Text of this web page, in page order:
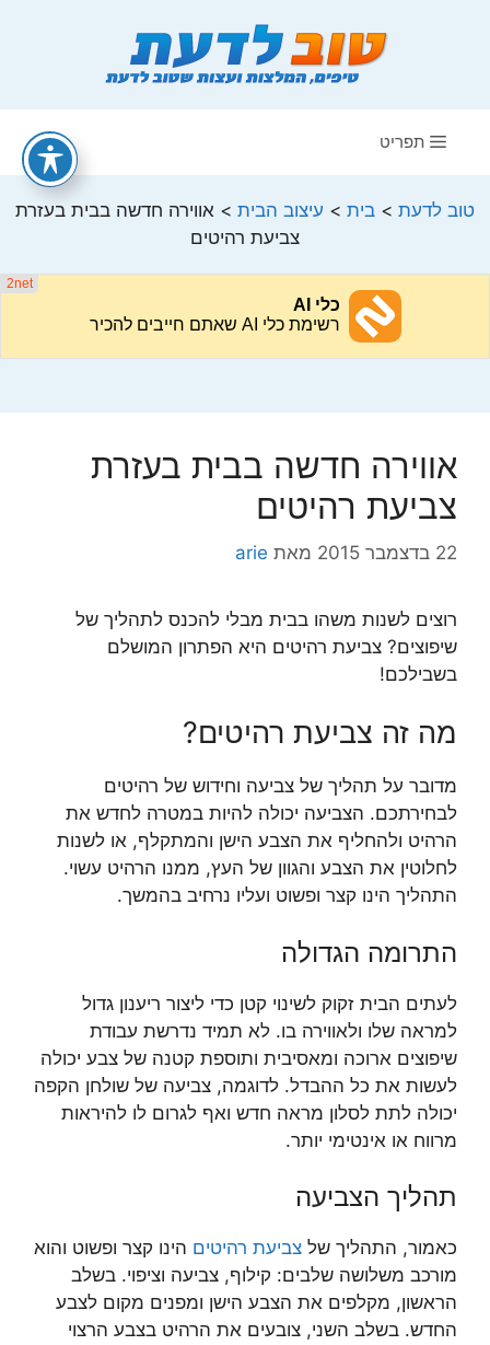
תפריט
טוב לדעת > בית > עיצוב הבית > אווירה חדשה בבית בעזרת
צביעת רהיטים
אווירה חדשה בבית בעזרת
צביעת רהיטים
22 בדצמבר 2015 מאת arie
רוצים לשנות משהו בבית מבלי להכנס לתהליך של
שיפוצים? צביעת רהיטים היא הפתרון המושלם
בשבילכם!
מה זה צביעת רהיטים?
מדובר על תהליך של צביעה וחידוש של רהיטים
לבחירתכם. הצביעה יכולה להיות במטרה לחדש את
הרהיט ולהחליף את הצבע הישן והמתקלף, או לשנות
לחלוטין את הצבע והגוון של העץ, ממנו הרהיט עשוי.
התהליך הינו קצר ופשוט ועליו נרחיב בהמשך.
התרומה הגדולה
לעתים הבית זקוק לשינוי קטן כדי ליצור ריענון גדול
למראה שלו ולאווירה בו. לא תמיד נדרשת עבודת
שיפוצים ארוכה ומאסיבית ותוספת קטנה של צבע יכולה
לעשות את כל ההבדל. לדוגמה, צביעה של שולחן הקפה
יכולה לתת לסלון מראה חדש ואף לגרום לו להיראות
מרווח או אינטימי יותר.
תהליך הצביעה
כאמור, התהליך של צביעת רהיטים הינו קצר ופשוט והוא
מורכב משלושה שלבים: קילוף, צביעה וציפוי. בשלב
הראשון, מקלפים את הצבע הישן ומפנים מקום לצבע
החדש. בשלב השני, צובעים את הרהיט בצבע הרצוי